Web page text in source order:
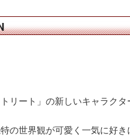
リート」の新しいキャラク
世界観が可愛く一気に好き